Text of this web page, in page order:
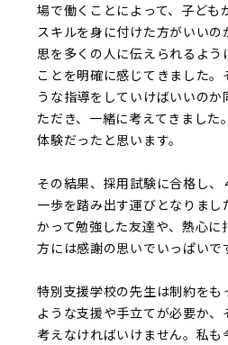
場で働くことによって、子ども
スキルを身に付けた方がいいの
思を多くの人に伝えられるよう
ことを明確に感じてきました。
うな指導をしていけばいいのか
ただき、一緒に考えてきました
体験だったと思います。
その結果、採用試験に合格し
一歩を踏み出す運びとなりまし
かって勉強した友達や、熱心に
方には感謝の思いでいっぱいで
特別支援学校の先生は制約をも
ような支援や手立てが必要か、
考えなければいけません。私